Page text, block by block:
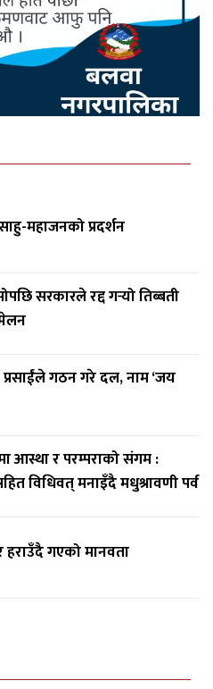
महाजनको प्रदर्शन
सरकारले रद्द गर्‍यो तिब्बती
प्रसाईंले गठन गरे दल, नाम ‘जय
आस्था र परम्पराको संगम :
विधिवत् मनाइँदै मधुश्रावणी पर्व
हराउँदै गएको मानवता